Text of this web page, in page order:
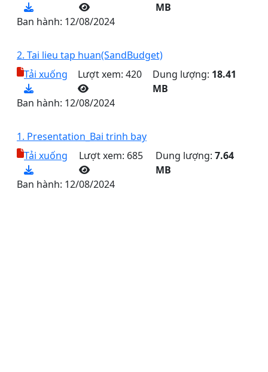
MB
Ban hành: 12/08/2024
2. Tai lieu tap huan(SandBudget)
Tải xuống
Lượt xem: 420 Dung lượng: 18.41
MB
Ban hành: 12/08/2024
1. Presentation_Bai trinh bay
Tải xuống
Lượt xem: 685 Dung lượng:7.64
MB
Ban hành: 12/08/2024